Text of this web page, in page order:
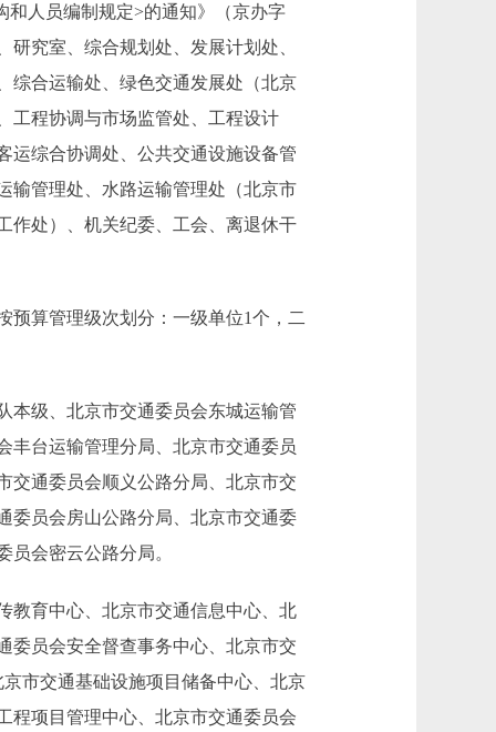
人员编制规定>的通知》（京办字
究室、综合规划处、发展计划处、
综合运输处、绿色交通发展处（北京
工程协调与市场监管处、工程设计
运综合协调处、公共交通设施设备管
输管理处、水路运输管理处（北京市
作处）、机关纪委、工会、离退休干
算管理级次划分：一级单位1个，二
级、北京市交通委员会东城运输管
丰台运输管理分局、北京市交通委员
交通委员会顺义公路分局、北京市交
委员会房山公路分局、北京市交通委
会密云公路分局。
育中心、北京市交通信息中心、北
委员会安全督查事务中心、北京市交
市交通基础设施项目储备中心、北京
程项目管理中心、北京市交通委员会